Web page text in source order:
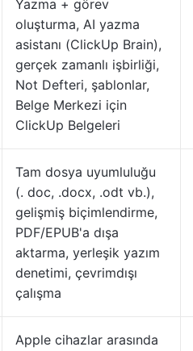
Yazma + görev
oluşturma, AI yazma
asistanı (ClickUp Brain),
gerçek zamanlı işbirliği,
Not Defteri, şablonlar,
Belge Merkezi için
ClickUp Belgeleri
Tam dosya uyumluluğu
(. doc, .docx, .odt vb.),
gelişmiş biçimlendirme,
PDF/EPUB'a dışa
aktarma, yerleşik yazım
denetimi, çevrimdışı
çalışma
Apple cihazlar arasında